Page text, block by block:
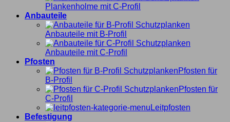
Plankenholme mit C-Profil
Anbauteile
Anbauteile mit B-Profil
Anbauteile mit C-Profil
Pfosten
Pfosten für
B-Profil
Pfosten für
C-Profil
Leitpfosten
Befestigung